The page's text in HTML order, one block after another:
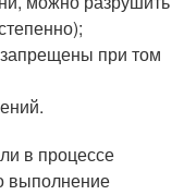
при том
в процессе
выполнение